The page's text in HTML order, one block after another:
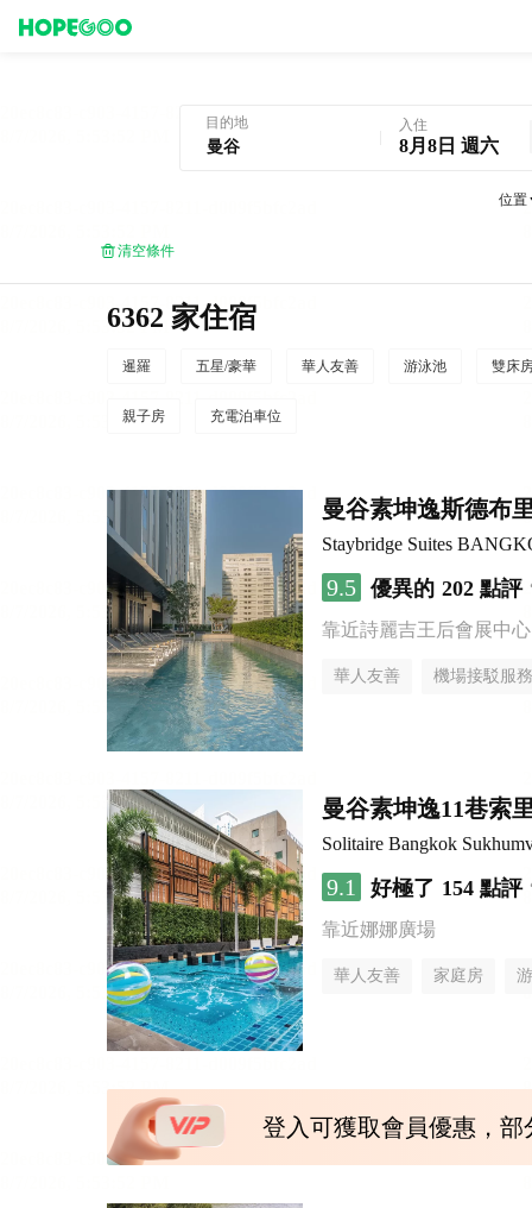
目的地 入住
8月8日 週六
位置
清空條件
6362 家住宿
暹羅 五星/豪華 華人友善 游泳池 雙床
親子房 充電泊車位
曼谷素坤逸斯德布
Staybridge Suites
9.5 優異的 202 點評
靠近詩麗吉王后會展中心
華人友善 機場接駁服務
曼谷素坤逸11巷索
Solitaire Bangkok
9.1 好極了 154 點評
靠近娜娜廣場
華人友善 家庭房
登入可獲取會員優惠，